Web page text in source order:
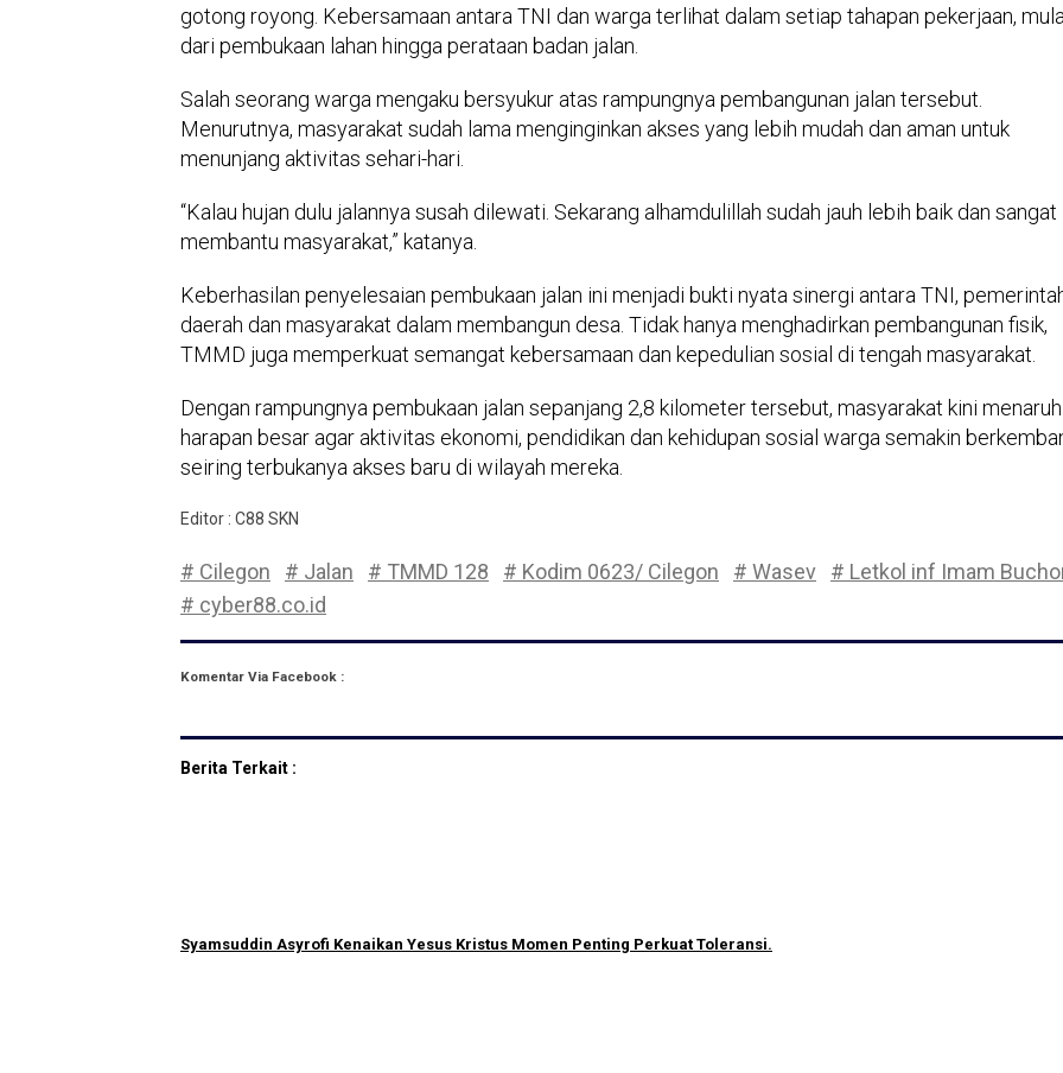
gotong royong. Kebersamaan antara TNI dan warga terlihat dalam setiap tahapan pekerjaan,
dari pembukaan lahan hingga perataan badan jalan.
Salah seorang warga mengaku bersyukur atas rampungnya pembangunan jalan tersebut.
Menurutnya, masyarakat sudah lama menginginkan akses yang lebih mudah dan aman untuk
menunjang aktivitas sehari-hari.
“Kalau hujan dulu jalannya susah dilewati. Sekarang alhamdulillah sudah jauh lebih baik dan sangat
membantu masyarakat,” katanya.
Keberhasilan penyelesaian pembukaan jalan ini menjadi bukti nyata sinergi antara TNI,
daerah dan masyarakat dalam membangun desa. Tidak hanya menghadirkan pembangunan fisik,
TMMD juga memperkuat semangat kebersamaan dan kepedulian sosial di tengah masyarakat.
Dengan rampungnya pembukaan jalan sepanjang 2,8 kilometer tersebut, masyarakat kini menaruh
harapan besar agar aktivitas ekonomi, pendidikan dan kehidupan sosial warga semakin
seiring terbukanya akses baru di wilayah mereka.
Editor : C88 SKN
# Cilegon # Jalan # TMMD 128 # Kodim 0623/ Cilegon # Wasev
# Letkol inf Imam
# cyber88.co.id
Komentar Via Facebook :
Berita Terkait :
Syamsuddin Asyrofi Kenaikan Yesus Kristus Momen Penting Perkuat Toleransi.